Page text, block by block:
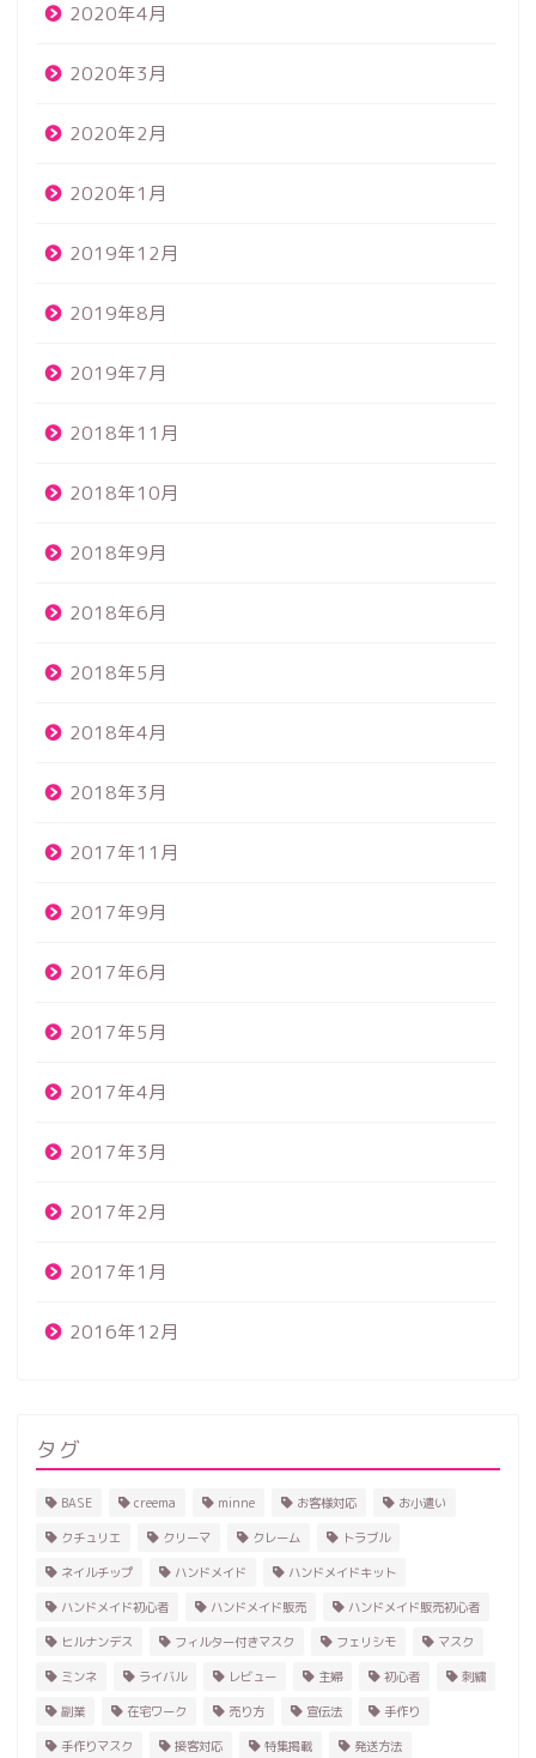
2020年4月
2020年3月
2020年2月
2020年1月
2019年12月
2019年8月
2019年7月
2018年11月
2018年10月
2018年9月
2018年6月
2018年5月
2018年4月
2018年3月
2017年11月
2017年9月
2017年6月
2017年5月
2017年4月
2017年3月
2017年2月
2017年1月
2016年12月
タグ
BASE creema minne お客様対応 お小遣い
クチュリエ クリーマ クレーム トラブル
ネイルチップ ハンドメイド ハンドメイドキット
ハンドメイド初心者 ハンドメイド販売 ハンドメイド販売初心者
ヒルナンデス フィルター付きマスク フェリシモ マスク
ミンネ ライバル レビュー 主婦 初心者 刺繍
副業 在宅ワーク 売り方 宣伝法 手作り
手作りマスク 接客対応 特集掲載 発送方法